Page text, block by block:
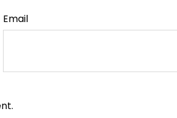
Email